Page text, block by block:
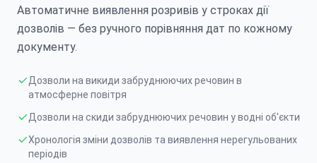
Автоматичне виявлення розривів у строках дії
дозволів — без ручного порівняння дат по кожному
документу.
Дозволи на викиди забруднюючих речовин в
атмосферне повітря
Дозволи на скиди забруднюючих речовин у водні об'єкти
Хронологія зміни дозволів та виявлення нерегульованих
періодів